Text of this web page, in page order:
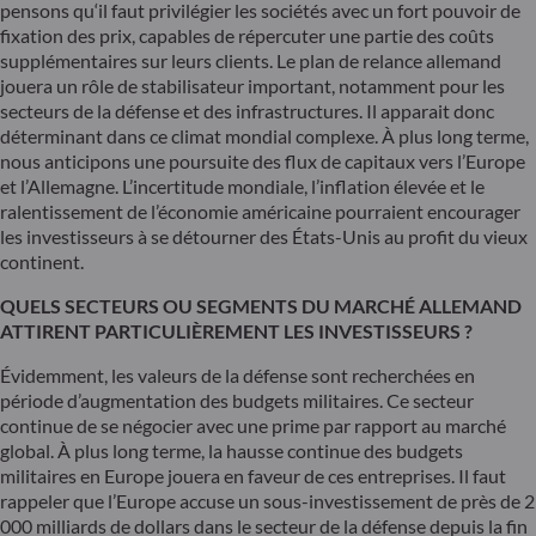
pensons qu‘il faut privilégier les sociétés avec un fort pouvoir de
fixation des prix, capables de répercuter une partie des coûts
supplémentaires sur leurs clients. Le plan de relance allemand
jouera un rôle de stabilisateur important, notamment pour les
secteurs de la défense et des infrastructures. Il apparait donc
déterminant dans ce climat mondial complexe. À plus long terme,
nous anticipons une poursuite des flux de capitaux vers l’Europe
et l’Allemagne. L’incertitude mondiale, l’inflation élevée et le
ralentissement de l’économie américaine pourraient encourager
les investisseurs à se détourner des États-Unis au profit du vieux
continent.
QUELS SECTEURS OU SEGMENTS DU MARCHÉ ALLEMAND
ATTIRENT PARTICULIÈREMENT LES INVESTISSEURS ?
Évidemment, les valeurs de la défense sont recherchées en
période d’augmentation des budgets militaires. Ce secteur
continue de se négocier avec une prime par rapport au marché
global. À plus long terme, la hausse continue des budgets
militaires en Europe jouera en faveur de ces entreprises. Il faut
rappeler que l’Europe accuse un sous-investissement de près de 2
000 milliards de dollars dans le secteur de la défense depuis la fin